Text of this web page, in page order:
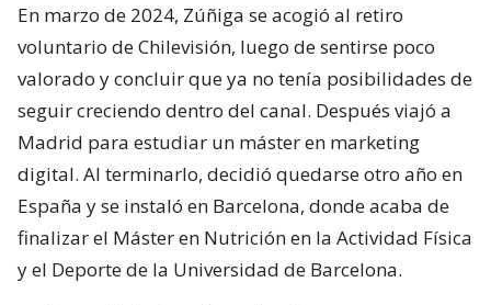
En marzo de 2024, Zúñiga se acogió al retiro
voluntario de Chilevisión, luego de sentirse poco
valorado y concluir que ya no tenía posibilidades de
seguir creciendo dentro del canal. Después viajó a
Madrid para estudiar un máster en marketing
digital. Al terminarlo, decidió quedarse otro año en
España y se instaló en Barcelona, donde acaba de
finalizar el Máster en Nutrición en la Actividad Física
y el Deporte de la Universidad de Barcelona.